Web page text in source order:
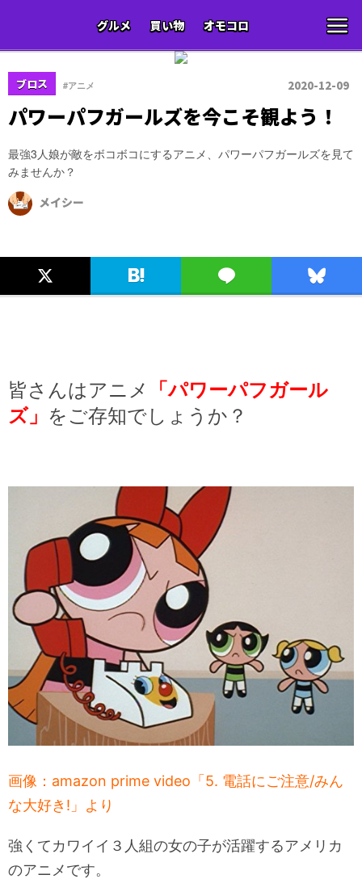
グルメ 買い物 オモコロ
ブロス #アニメ 2020-12-09
パワーパフガールズを今こそ観よう！
最強3人娘が敵をボコボコにするアニメ、パワーパフガールズを見て
みませんか？
メイシー
皆さんはアニメ
「パワーパフガール
ズ」 をご存知でしょうか？
画像：amazon prime video「5. 電話にご注意/みん
な大好き!」より
強くてカワイイ３人組の女の子が活躍するアメリカ
のアニメです。